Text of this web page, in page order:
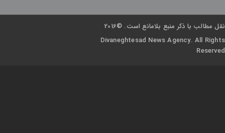
نقل مطالب با ذکر منبع بلامانع است. ©2016
Divaneghtesad News Agency. All Rights
Reserved